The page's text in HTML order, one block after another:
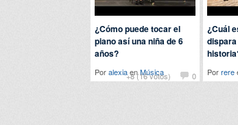
+8 (16 votos) 0
¿Cómo puede tocar el
piano así una niña de 6
años?
PoralexiaenMúsica
¿Cuál
Porrere